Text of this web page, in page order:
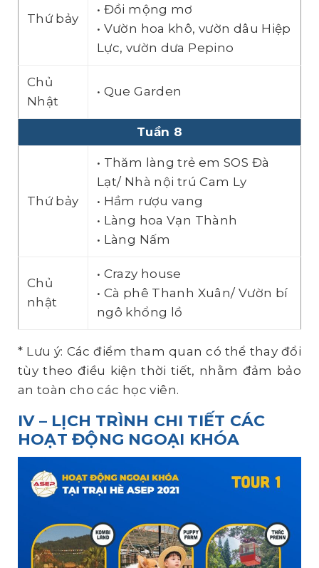
Thứ bảy
• Đồi mộng mơ
• Vườn hoa khô, vườn dâu Hiệp
Lực, vườn dưa Pepino
Chủ
Nhật
• Que Garden
Tuần 8
Thứ bảy
• Thăm làng trẻ em SOS Đà
Lạt/ Nhà nội trú Cam Ly
• Hầm rượu vang
• Làng hoa Vạn Thành
• Làng Nấm
Chủ
nhật
• Crazy house
• Cà phê Thanh Xuân/ Vườn bí
ngô khổng lồ
* Lưu ý: Các điểm tham quan có thể thay đổi
tùy theo điều kiện thời tiết, nhằm đảm bảo
an toàn cho các học viên.
IV – LỊCH TRÌNH CHI TIẾT CÁC
HOẠT ĐỘNG NGOẠI KHÓA